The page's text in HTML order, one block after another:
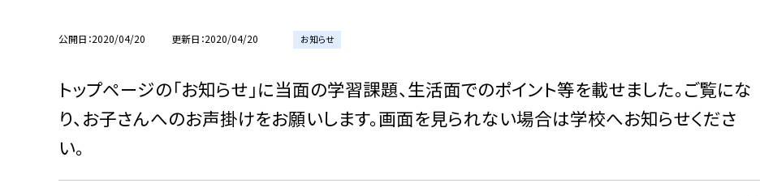
公開日 2020/04/20 更新日 2020/04/20 お知らせ
トップページの「お知らせ」に当面の学習課題、生活面でのポイント等を載せました。ご覧にな
り、お子さんへのお声掛けをお願いします。画面を見られない場合は学校へお知らせくださ
い。